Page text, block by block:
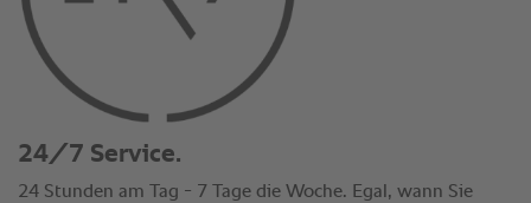
24/7 Service.
24 Stunden am Tag - 7 Tage die Woche. Egal, wann Sie